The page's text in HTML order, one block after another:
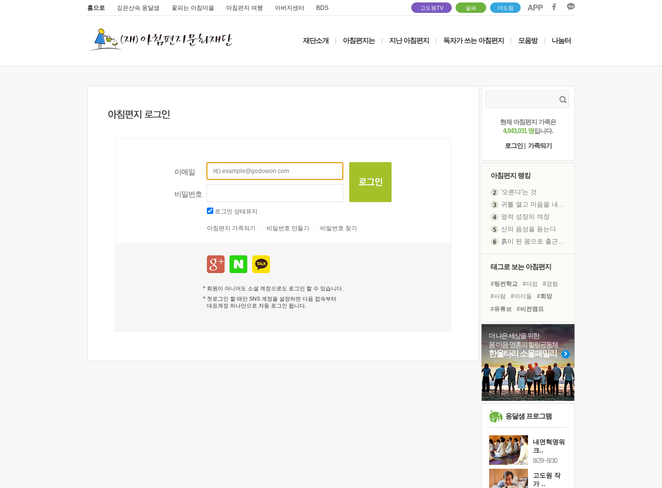
홈으로 깊은산속 옹달샘 꽃피는 아침마을 아침편지 여행 아버지센터 BDS 고도원TV 솔패 더드림
재단소개 아침편지는 지난 아침편지 독자가 쓰는 아침편지 모음방 나눔터
이메일
비밀번호
로그인 상태유지
아침편지 가족되기 비밀번호 만들기 비밀번호 찾기
회원이 아니어도 소셜 계정으로도 로그인 할 수 있습니다.
첫로그인 할 때만 SNS 계정을 설정하면 다음 접속부터
대표계정 하나만으로 자동 로그인 됩니다
현재 아침편지 가족은
4,043,031 명입니다.
로그인
가족되기
아침편지 랭킹
'모른다'는 것
영적 성장의 여정
신의 음성을 듣는다
처음 손을 잡았던 날
꿈이 실제가 되는 것
'말 타는 법'을 먼저
졸업식 사진을 보며
극심한 변비, 어깨결림, 수면 장애
아픈 아버지를 위한 공간 설계
슬럼프
보고 싶은 어머니
유년 시절의 부산 영도 바다
못된 꼰대들
너무 황홀한 꽃들이여!
'모른다'는 것
태그로 보는 아침편지
#링컨학교 #다짐
#경험
#사람
#아이들
#희망
#유튜브
#비전캠프
#독서캠프
#위기
#면역력
#바이러스
#독서
#계획
#힐링
#극복
#친구
#리더
#나눔
#삶 #도움
더 나은 세상을 위한
몸·마음·영혼의 힐링공동체
한울타리 소울패밀리
옹달샘 프로그램
내면혁명워
크..
8/29~8/30
고도원 작
가 ..